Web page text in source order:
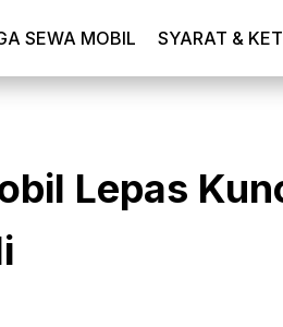
SEWA MOBIL SYARAT &
Lepas